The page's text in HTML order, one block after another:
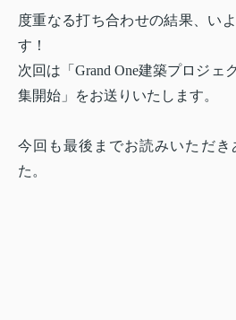
度重なる打ち合わせの結果、い
す！
次回は「Grand One建築プロジ
集開始」をお送りいたします。
今回も最後までお読みいただき
た。